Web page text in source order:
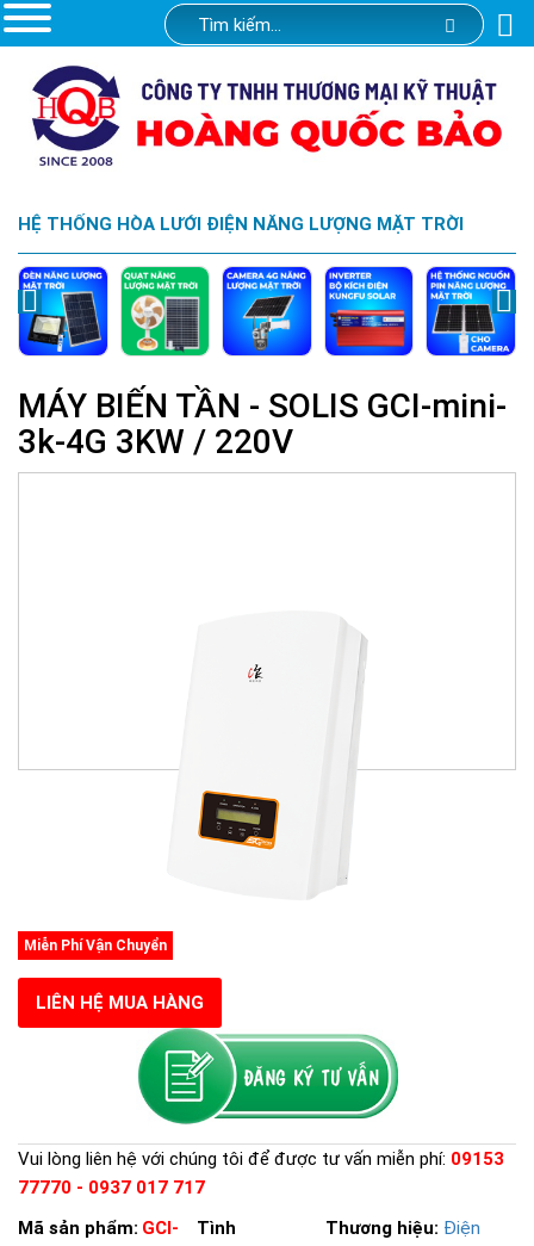
HỆ THỐNG HÒA LƯỚI ĐIỆN NĂNG LƯỢNG MẶT TRỜI
MÁY BIẾN TẦN - SOLIS GCI-mini-
3k-4G 3KW / 220V
Miễn Phí Vận Chuyển
LIÊN HỆ MUA HÀNG
Vui lòng liên hệ với chúng tôi để được tư vấn miễn phí: 09153
77770 - 0937 017 717
Mã sản phẩm: GCI-
Tình
Thương hiệu: Điện